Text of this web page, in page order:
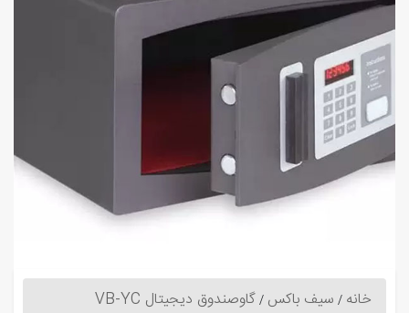
خانه سیف باکس گاوصندوق دیجیتال VB-YC